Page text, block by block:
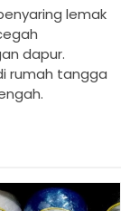
lemak
dapur.
rumah tangga